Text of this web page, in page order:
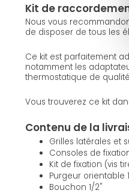
Kit de
Nous vous
de disposer de tous les
Ce kit est parfaitement
notamment les
thermostatique de
Vous trouverez ce kit
Contenu de la
Grilles latérales et
Consoles de
Kit de fixation (vis
Purgeur orientable
Bouchon 1/2"